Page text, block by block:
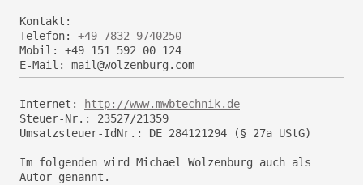
Kontakt:
Telefon: +49 7832 9740250
Mobil: +49 151 592 00 124
E-Mail: mail@wolzenburg.com
Internet:
http://www.mwbtechnik.de
Steuer-Nr.: 23527/21359
Umsatzsteuer-IdNr.: DE 284121294 (§ 27a UStG)
Im folgenden wird Michael Wolzenburg auch als
Autor genannt.